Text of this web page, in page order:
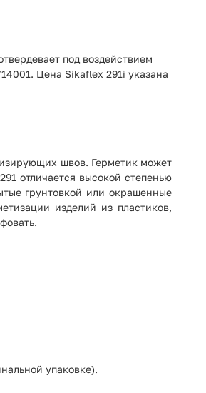
под воздействием
Цена Sikaflex 291i указана
швов. Герметик может
отличается высокой степенью
грунтовкой или окрашенные
изделий из пластиков,
упаковке).